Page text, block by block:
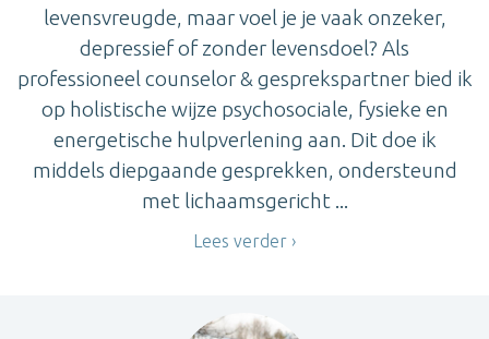
levensvreugde, maar voel je je vaak onzeker,
depressief of zonder levensdoel? Als
professioneel counselor & gesprekspartner bied ik
op holistische wijze psychosociale, fysieke en
energetische hulpverlening aan. Dit doe ik
middels diepgaande gesprekken, ondersteund
met lichaamsgericht ...
Lees verder